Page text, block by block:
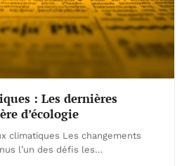
: Les dernières
d’écologie
climatiques Les changements
l’un des défis les…